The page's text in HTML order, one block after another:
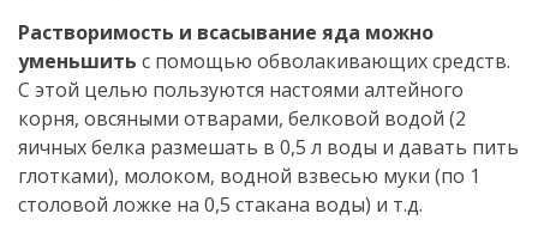
Растворимость и всасывание яда можно
уменьшить с помощью обволакивающих средств.
С этой целью пользуются настоями алтейного
корня, овсяными отварами, белковой водой (2
яичных белка размешать в 0,5 л воды и давать пить
глотками), молоком, водной взвесью муки (по 1
столовой ложке на 0,5 стакана воды) и т.д.